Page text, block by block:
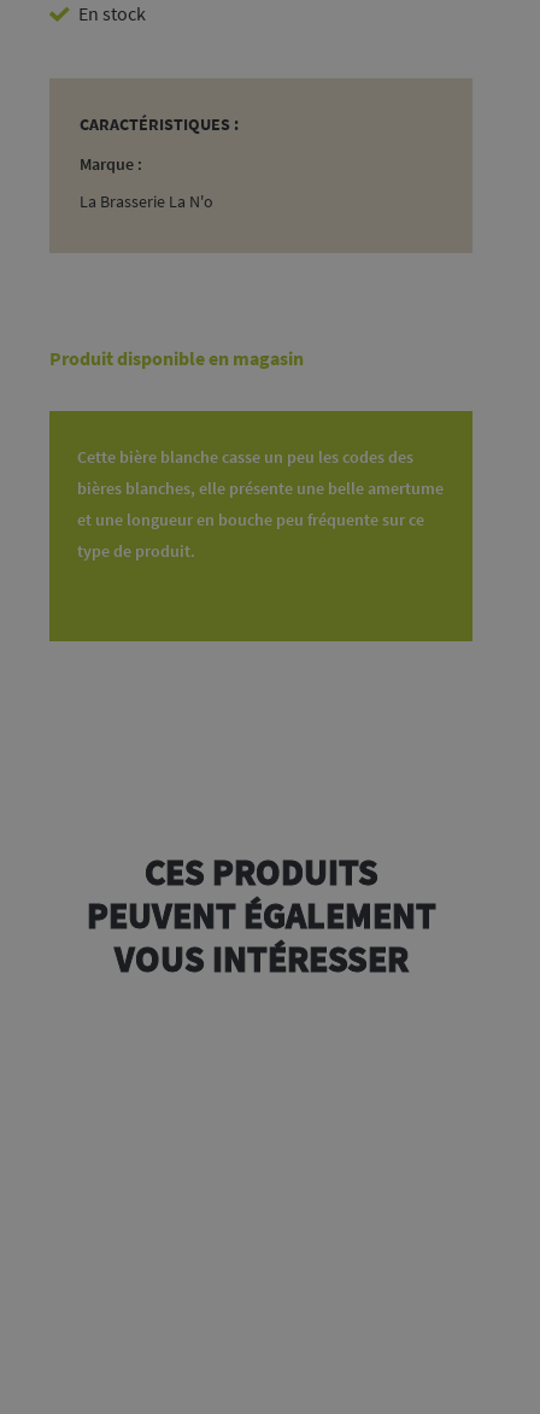
Produit disponible en magasin
Cette bière blanche casse un peu les codes des
bières blanches, elle présente une belle amertume
et une longueur en bouche peu fréquente sur ce
type de produit.
En stock
N'o
33cl
CARACTÉRISTIQUES :
Marque :
La Brasserie La N'o
CES PRODUITS
PEUVENT ÉGALEMENT
VOUS INTÉRESSER